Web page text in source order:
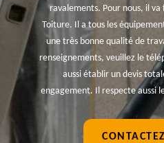
ravalements. Pour nous, il va
Toiture. Il a tous les
une très bonne qualité de
renseignements, veuillez le
aussi établir un devis
engagement. Il respecte aussi